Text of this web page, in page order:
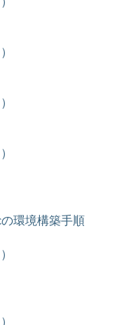
環境構築手順